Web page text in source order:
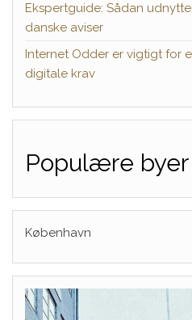
Ekspertguide: Sådan
danske aviser
Internet Odder er vigtigt for
digitale krav
Populære byer
København